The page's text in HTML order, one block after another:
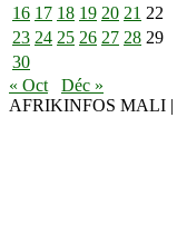
16 17 18 19 20 21 22
23 24 25 26 27 28 29
30
« Oct
Déc »
AFRIKINFOS MALI |